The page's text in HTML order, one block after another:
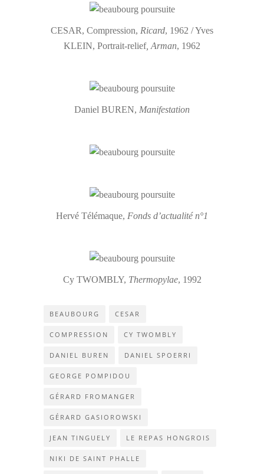
CESAR, Compression, Ricard, 1962 / Yves
KLEIN, Portrait-relief, Arman, 1962
Daniel BUREN, Manifestation
Hervé Télémaque, Fonds d’actualité n°1
Cy TWOMBLY, Thermopylae, 1992
BEAUBOURG CESAR
COMPRESSION CY TWOMBLY
DANIEL BUREN DANIEL SPOERRI
GEORGE POMPIDOU
GÉRARD FROMANGER
GÉRARD GASIOROWSKI
JEAN TINGUELY LE REPAS HONGROIS
NIKI DE SAINT PHALLE